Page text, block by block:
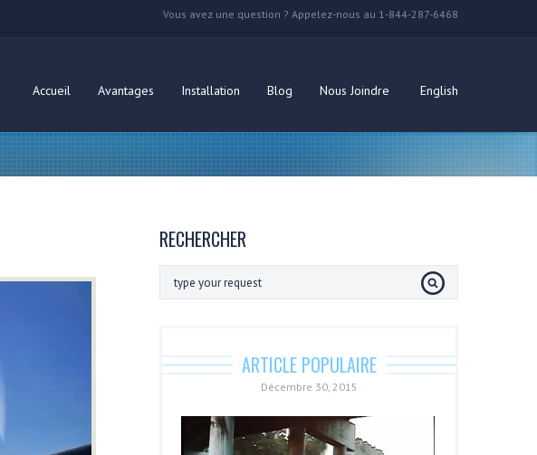
Vous avez une question ? Appelez-nous au 1-844-287-6468
Accueil Avantages Installation Blog Nous Joindre English
RECHERCHER
ARTICLE POPULAIRE
Décembre 30, 2015